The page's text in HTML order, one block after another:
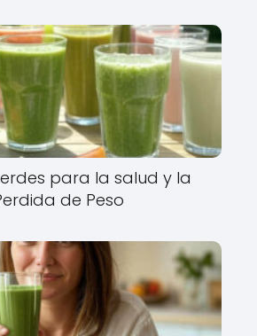
para la salud y la
de Peso